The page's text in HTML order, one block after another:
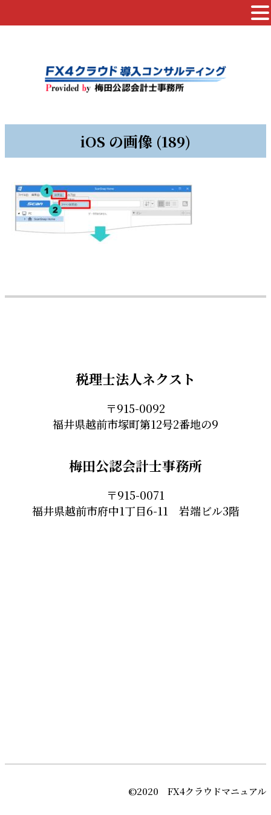
iOS の画像 (189)
税理士法人ネクスト
〒915-0092
福井県越前市塚町第12号2番地の9
梅田公認会計士事務所
〒915-0071
福井県越前市府中1丁目6-11 岩端ビル3階
©2020 FX4クラウドマニュアル